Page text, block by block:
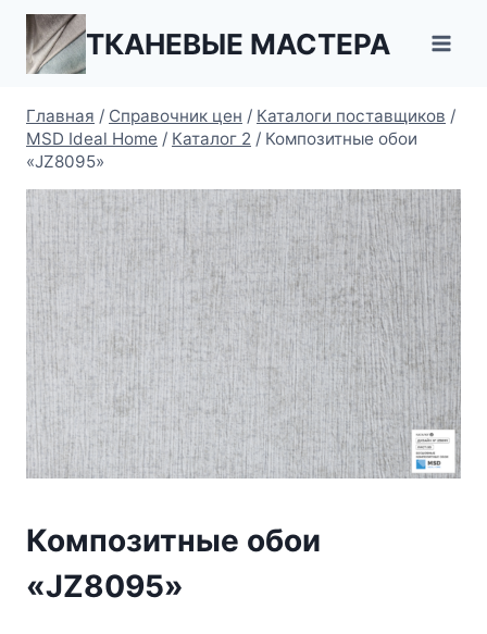
Перейти
содержимому
ТКАНЕВЫЕ МАСТЕРА
Главная / Справочник цен / Каталоги поставщиков /
MSD Ideal Home / Каталог 2 / Композитные обои
«JZ8095»
Композитные обои
«JZ8095»